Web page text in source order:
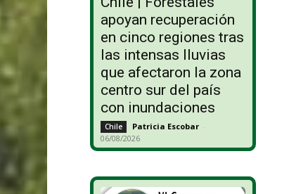
apoyan recuperación
en cinco regiones tras
las intensas lluvias
que afectaron la zona
centro sur del país
con inundaciones
Chile Patricia Escobar -
06/08/2026